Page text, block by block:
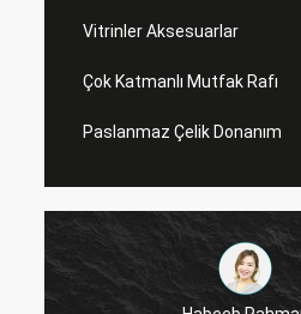
Vitrinler Aksesuarlar
Çok Katmanlı Mutfak Rafı
Paslanmaz Çelik Donanım